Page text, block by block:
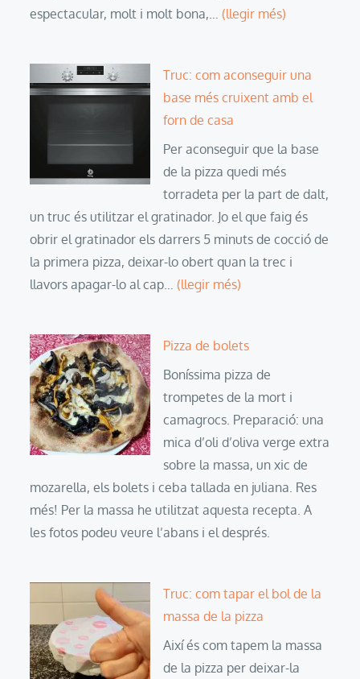
espectacular, molt i molt bona,…(llegir més)
Truc: com aconseguir una
base més cruixent amb el
forn de casa
Per aconseguir que la base
de la pizza quedi més
torradeta per la part de dalt,
un truc és utilitzar el gratinador. Jo el que faig és
obrir el gratinador els darrers 5 minuts de cocció de
la primera pizza, deixar-lo obert quan la trec i
llavors apagar-lo al cap…(llegir més)
Pizza de bolets
Boníssima pizza de
trompetes de la mort i
camagrocs. Preparació: una
mica d’oli d’oliva verge extra
sobre la massa, un xic de
mozarella, els bolets i ceba tallada en juliana. Res
més! Per la massa he utilitzat aquesta recepta. A
les fotos podeu veure l’abans i el després.
Truc: com tapar el bol de la
massa de la pizza
Així és com tapem la massa
de la pizza per deixar-la